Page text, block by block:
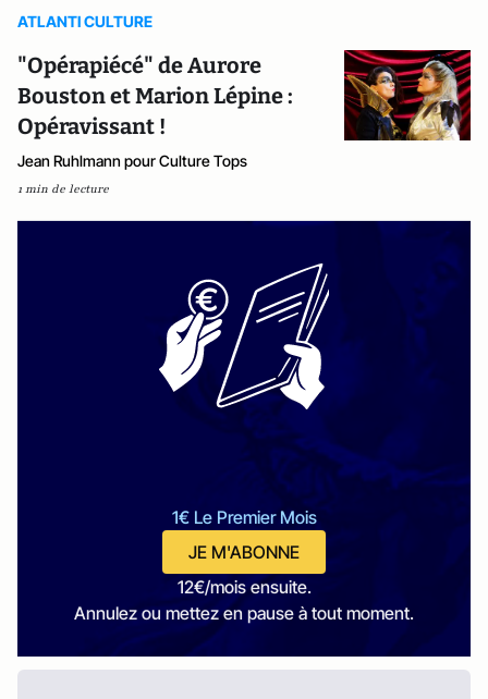
ATLANTI CULTURE
"Opérapiécé" de Aurore
Bouston et Marion Lépine :
Opéravissant !
Jean Ruhlmann pour Culture Tops
1 min de lecture
1€ Le Premier Mois
JE M'ABONNE
12€/mois ensuite.
Annulez ou mettez en pause à tout moment.